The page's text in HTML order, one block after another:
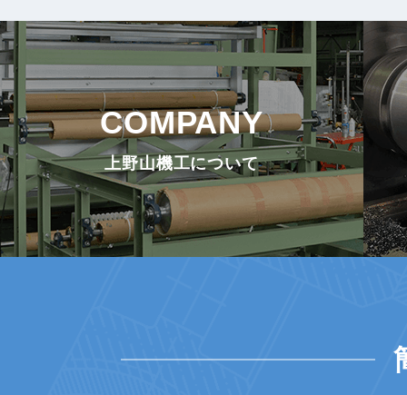
COMPANY
上野山機工について